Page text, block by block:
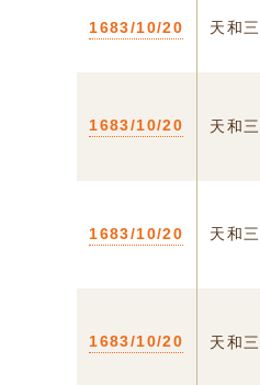
1683/10/20 天和
1683/10/20 天和
1683/10/20 天和
1683/10/20 天和